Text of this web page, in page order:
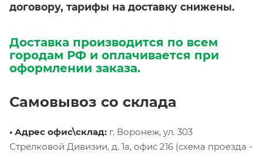
договору, тарифы на доставку снижены.
Доставка производится по всем
городам РФ и оплачивается при
оформлении заказа.
Самовывоз со склада
• Адрес офис\склад: г. Воронеж, ул. 303
Стрелковой Дивизии, д. 1а, офис 216 (схема проезда -